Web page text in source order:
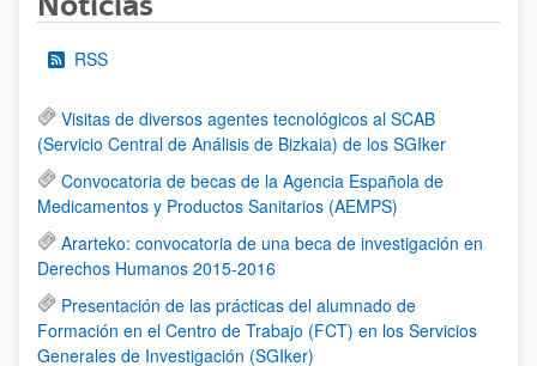
RSS
Visitas de diversos agentes tecnológicos al SCAB
(Servicio Central de Análisis de Bizkaia) de los SGIker
Convocatoria de becas de la Agencia Española de
Medicamentos y Productos Sanitarios (AEMPS)
Ararteko: convocatoria de una beca de investigación en
Derechos Humanos 2015-2016
Presentación de las prácticas del alumnado de
Formación en el Centro de Trabajo (FCT) en los Servicios
Generales de Investigación (SGIker)